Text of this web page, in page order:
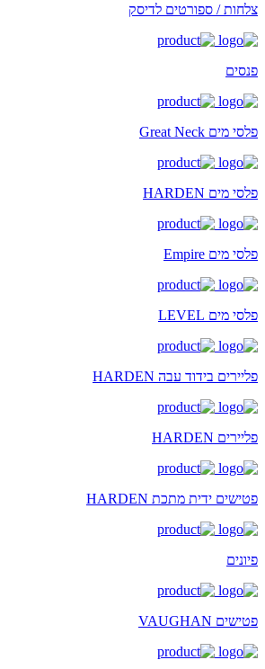
צלחות / ספורטים לדיסק
פנסים
פלסי מים Great Neck
פלסי מים HARDEN
פלסי מים Empire
פלסי מים LEVEL
פליירים בידוד עבה HARDEN
פליירים HARDEN
פטישים ידית מתכת HARDEN
פיונים
פטישים VAUGHAN